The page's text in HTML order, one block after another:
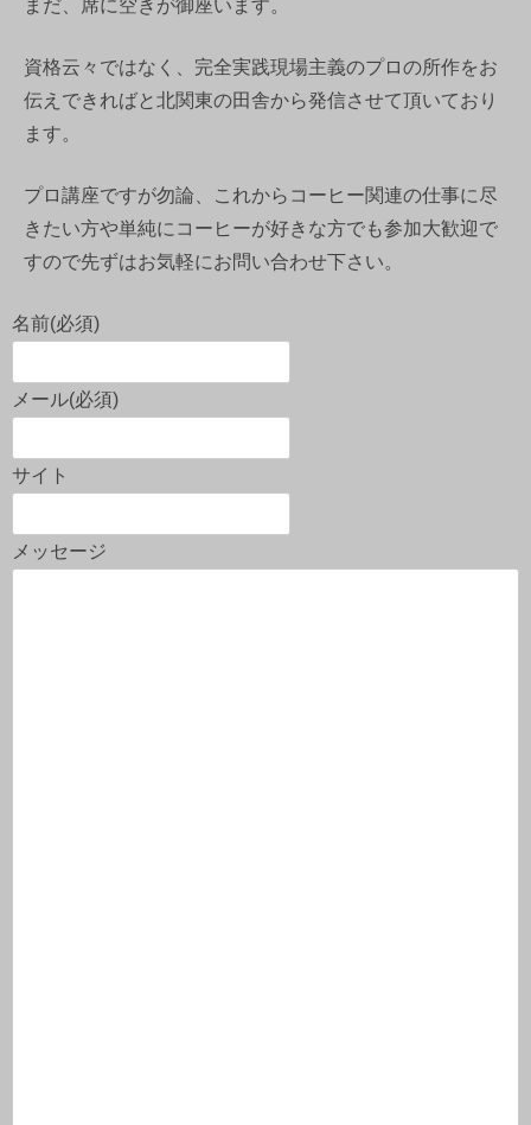
まだ、席に空きが御座います。
資格云々ではなく、完全実践現場主義のプロの所作をお
伝えできればと北関東の田舎から発信させて頂いており
ます。
プロ講座ですが勿論、これからコーヒー関連の仕事に尽
きたい方や単純にコーヒーが好きな方でも参加大歓迎で
すので先ずはお気軽にお問い合わせ下さい。
名前(必須)
メール(必須)
サイト
メッセージ